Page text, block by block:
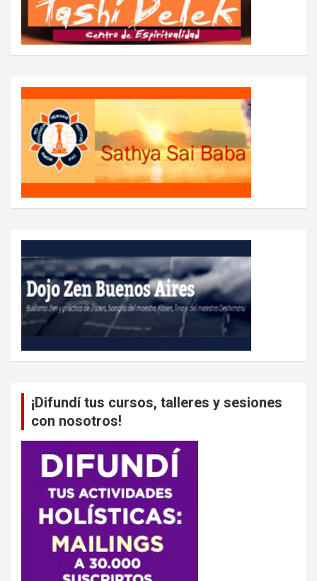
¡Difundí tus cursos, talleres y sesiones
con nosotros!